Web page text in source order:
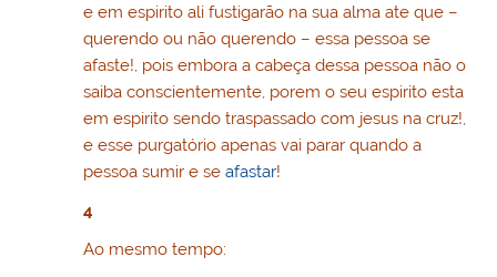
e em espirito ali fustigarão na sua alma ate que –
querendo ou não querendo – essa pessoa se
afaste!, pois embora a cabeça dessa pessoa não o
saiba conscientemente, porem o seu espirito esta
em espirito sendo traspassado com jesus na cruz!,
e esse purgatório apenas vai parar quando a
pessoa sumir e seafastar!
4
Ao mesmo tempo: